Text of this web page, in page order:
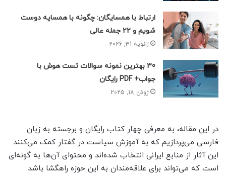
ارتباط با همسایگان: چگونه با همسایه دوست
شویم و 22 جمله عالی
ژانویه 31, 2026
30 بهترین نمونه سوالات تست هوش با
جواب+ PDF رایگان
ژوئن 18, 2025
در این مقاله، به معرفی چهار کتاب رایگان و برجسته به زبان
فارسی می‌پردازیم که به آموزش سیاست در گفتار کمک می‌کنند.
این آثار از منابع ایرانی انتخاب شده‌اند و محتوای آن‌ها به گونه‌ای
است که می‌تواند برای علاقه‌مندان به این حوزه راهگشا باشد.